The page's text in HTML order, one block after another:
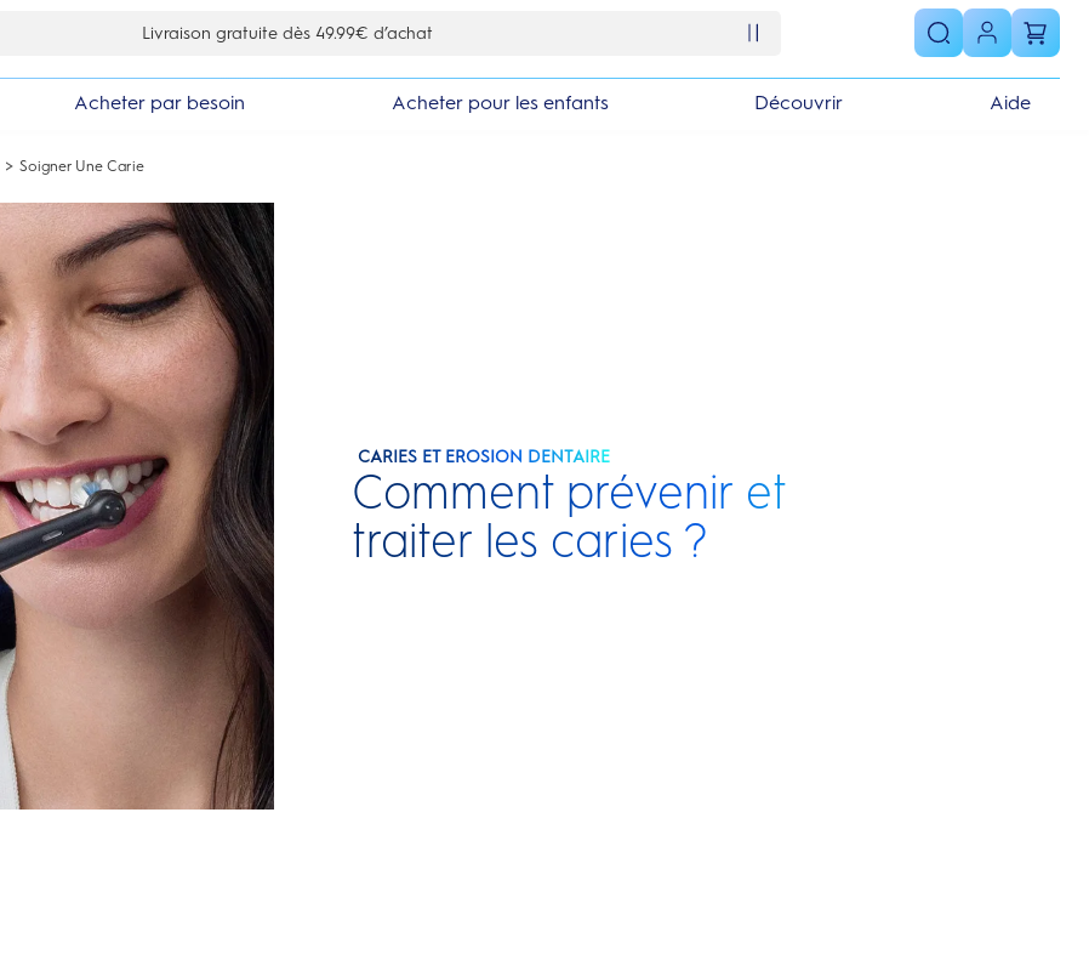
10% de réduction en vous inscrivant à la newsletter
Acheter par besoin Acheter pour les enfants Découvrir Aide
Soigner Une Carie
CARIES ET EROSION DENTAIRE
Comment prévenir et
traiter les caries ?